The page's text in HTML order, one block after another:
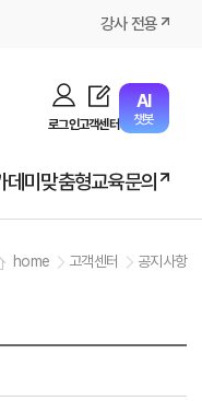
강사 전용
로그인고객센터
AI
챗봇
미 맞춤형교육문의
home 고객센터 공지사항